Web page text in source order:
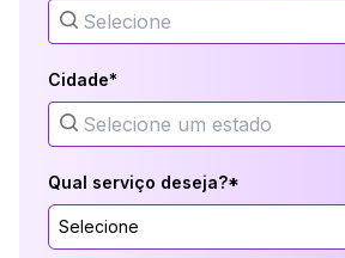
Cidade*
Qual serviço deseja?*
Selecione